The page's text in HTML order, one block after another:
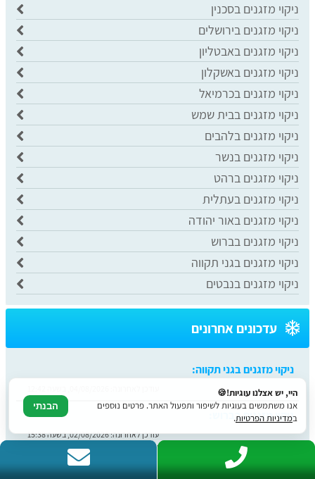
ניקוי מזגנים בסכנין
ניקוי מזגנים בירושלים
ניקוי מזגנים באבטליון
ניקוי מזגנים באשקלון
ניקוי מזגנים בכרמיאל
ניקוי מזגנים בבית שמש
ניקוי מזגנים בלהבים
ניקוי מזגנים בנשר
ניקוי מזגנים ברהט
ניקוי מזגנים בעתלית
ניקוי מזגנים באור יהודה
ניקוי מזגנים בברוש
ניקוי מזגנים בגני תקווה
ניקוי מזגנים בנבטים
עדכונים אחרונים
ניקוי מזגנים בברוש:
ניקוי מזגנים באור יהודה:
עודכן לאחרונה:02/08/2026, בשעה 13:22
ניקוי מזגנים בעתלית:
היי, יש אצלנו עוגיות!🍪
אנו משתמשים בעוגיות לשיפור ותפעול האתר. פרטים נוספים
במדיניות הפרטיות.
הבנתי